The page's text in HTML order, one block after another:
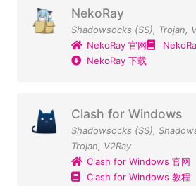
NekoRay
Shadowsocks (SS), Trojan,
NekoRay 官网
NekoRay 下载
Clash for Windows
Shadowsocks (SS),
Trojan, V2Ray
Clash for Windows 官网
Clash for Windows 教程